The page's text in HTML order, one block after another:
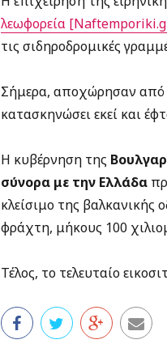
λεωφορεία
τις σιδηροδρομικές
Σήμερα, αποχώρησαν από
κατασκηνώσει εκεί και
Η κυβέρνηση της
σύνορα με την Ελλάδα
κλείσιμο της
φράχτη, μήκους 100
Τέλος, το τελευταίο